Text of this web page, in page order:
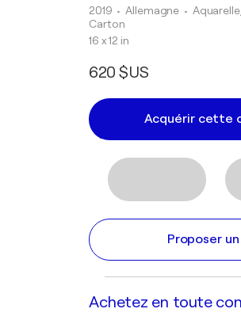
2019 • Allemagne •
Carton
16 x 12 in
620 $US
Acquérir cette
Proposer
Achetez en toute